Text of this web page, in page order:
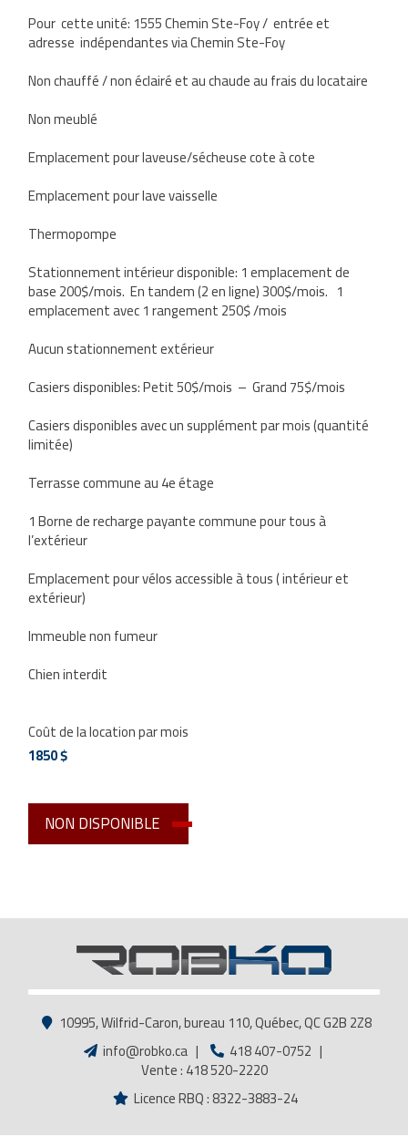
Pour cette unité: 1555 Chemin Ste-Foy / entrée et
adresse indépendantes via Chemin Ste-Foy
Non chauffé / non éclairé et au chaude au frais du locataire
Non meublé
Emplacement pour laveuse/sécheuse cote à cote
Emplacement pour lave vaisselle
Thermopompe
Stationnement intérieur disponible: 1 emplacement de
base 200$/mois. En tandem (2 en ligne) 300$/mois. 1
emplacement avec 1 rangement 250$ /mois
Aucun stationnement extérieur
Casiers disponibles: Petit 50$/mois – Grand 75$/mois
Casiers disponibles avec un supplément par mois (quantité
limitée)
Terrasse commune au 4e étage
1 Borne de recharge payante commune pour tous à
l’extérieur
Emplacement pour vélos accessible à tous ( intérieur et
extérieur)
Immeuble non fumeur
Chien interdit
Coût de la location par mois
1850 $
NON DISPONIBLE
10995, Wilfrid-Caron, bureau 110, Québec, QC G2B 2Z8
info@robko.ca | 418 407-0752 |
Vente : 418 520-2220
Licence RBQ : 8322-3883-24